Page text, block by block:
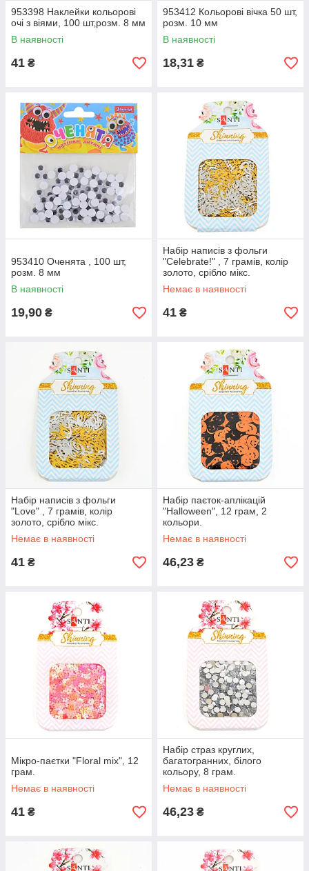
953398 Наклейки кольорові
очі з віями, 100 шт,розм. 8 мм
В наявності
41 ₴
953412 Кольорові вічка 50 шт,
розм. 10 мм
В наявності
18,31 ₴
953410 Оченята , 100 шт,
розм. 8 мм
В наявності
19,90 ₴
Набір написів з фольги
"Celebrate!" , 7 грамів, колір
золото, срібло мікс.
Немає в наявності
41 ₴
Набір написів з фольги
"Love" , 7 грамів, колір
золото, срібло мікс.
Немає в наявності
41 ₴
Набір паєток-аплікацій
"Halloween", 12 грам, 2
кольори.
Немає в наявності
46,23 ₴
Мікро-паєтки "Floral mix", 12
грам.
Немає в наявності
41 ₴
Набір страз круглих,
багатогранних, білого
кольору, 8 грам.
Немає в наявності
46,23 ₴